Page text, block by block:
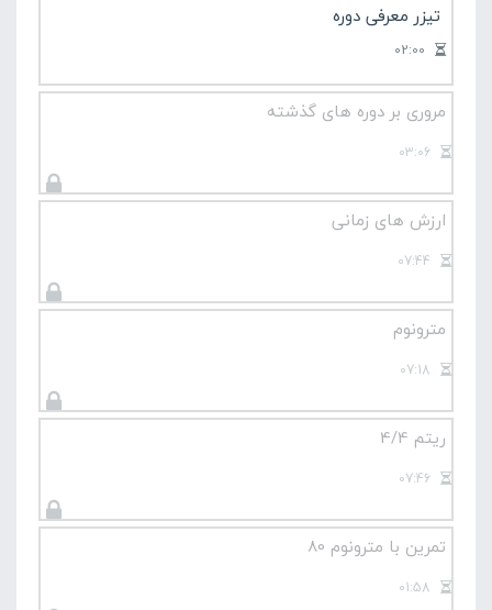
تیزر معرفی دوره
مروری بر دوره های گذشته
ارزش های زمانی
مترونوم
ریتم 4/4
تمرین با مترونوم 80